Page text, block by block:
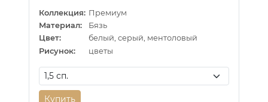
Коллекция: Премиум
Материал:
Бязь
Цвет:
белый, серый, ментоловый
Рисунок:
цветы
Купить